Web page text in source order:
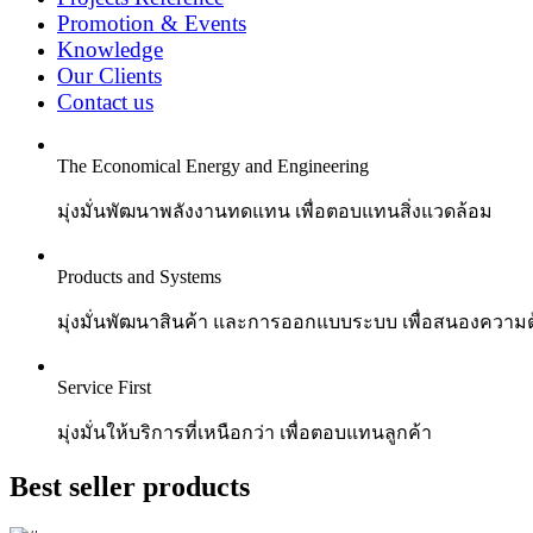
Promotion & Events
Knowledge
Our Clients
Contact us
The Economical Energy and Engineering
มุ่งมั่นพัฒนาพลังงานทดแทน เพื่อตอบแทนสิ่งแวดล้อม
Products and Systems
มุ่งมั่นพัฒนาสินค้า และการออกแบบระบบ เพื่อสนองความ
Service First
มุ่งมั่นให้บริการที่เหนือกว่า เพื่อตอบแทนลูกค้า
Best seller products